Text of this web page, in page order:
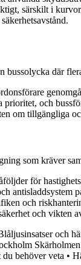
särskilt i
bussolycka där
prioritet, och
om tillgängliga
som kräver
för
antisladdsystem
och
och vikten
och
Skärholmen
behöver veta •